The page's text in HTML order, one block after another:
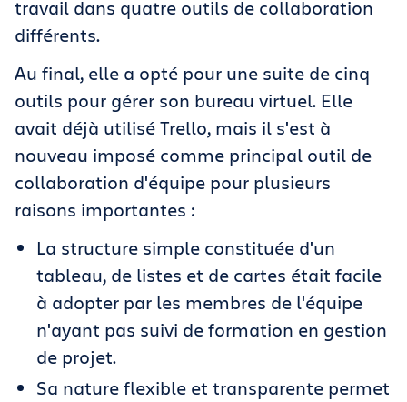
travail dans quatre outils de collaboration
différents.
Au final, elle a opté pour une suite de cinq
outils pour gérer son bureau virtuel. Elle
avait déjà utilisé Trello, mais il s'est à
nouveau imposé comme principal outil de
collaboration d'équipe pour plusieurs
raisons importantes :
La structure simple constituée d'un
tableau, de listes et de cartes était facile
à adopter par les membres de l'équipe
n'ayant pas suivi de formation en gestion
de projet.
Sa nature flexible et transparente permet